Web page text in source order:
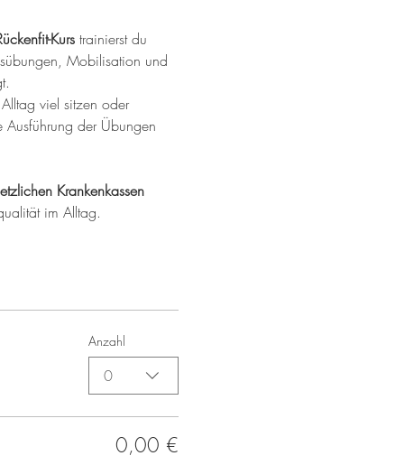
Kurs trainierst du
Mobilisation und
viel sitzen oder
der Übungen
Krankenkassen
im Alltag.
Anzahl
0
0,00 €